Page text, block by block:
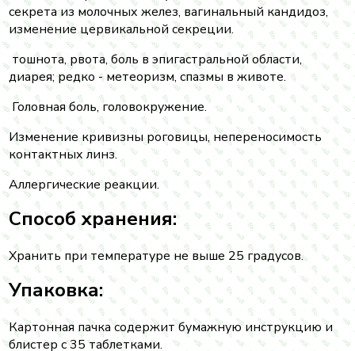
секрета из молочных желез, вагинальный кандидоз,
изменение цервикальной секреции.
тошнота, рвота, боль в эпигастральной области,
диарея; редко - метеоризм, спазмы в животе.
Головная боль, головокружение.
Изменение кривизны роговицы, непереносимость
контактных линз.
Аллергические реакции.
Способ хранения:
Хранить при температуре не выше 25 градусов.
Упаковка:
Картонная пачка содержит бумажную инструкцию и
блистер с 35 таблетками.